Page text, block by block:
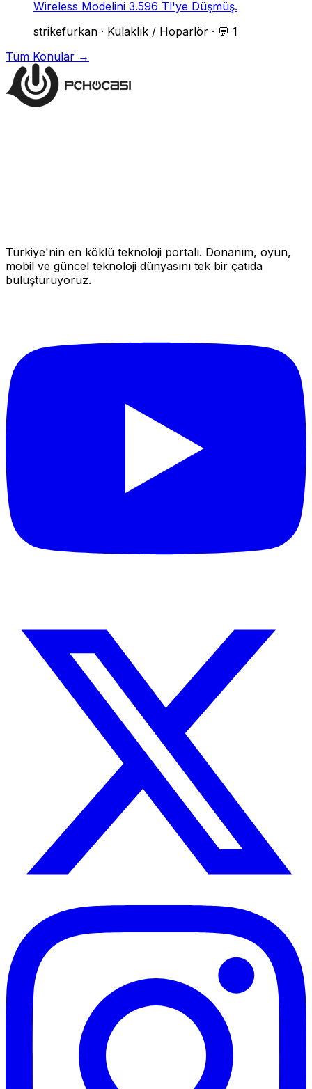
Wireless Modelini 3.596 Tl'ye Düşmüş.
strikefurkan · Kulaklık / Hoparlör · 💬 1
Tüm Konular →
Türkiye'nin en köklü teknoloji portalı. Donanım, oyun,
mobil ve güncel teknoloji dünyasını tek bir çatıda
buluşturuyoruz.